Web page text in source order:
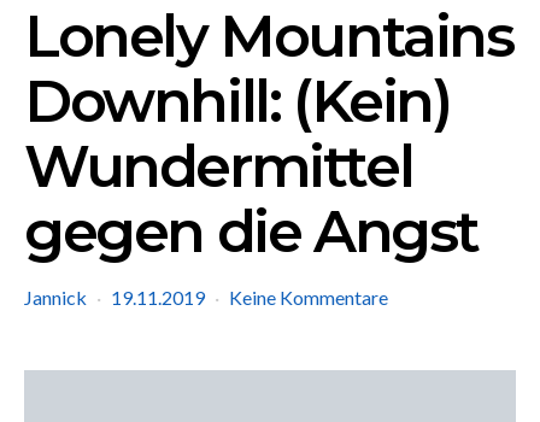
Lonely Mountains
Downhill: (Kein)
Wundermittel
gegen die Angst
Jannick 19.11.2019 Keine Kommentare